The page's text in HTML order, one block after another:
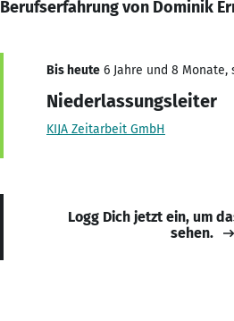
Berufserfahrung von Dominik
Bis heute 6 Jahre und 8 Monate,
Niederlassungsleiter
KIJA Zeitarbeit GmbH
Logg Dich jetzt ein, um
sehen.